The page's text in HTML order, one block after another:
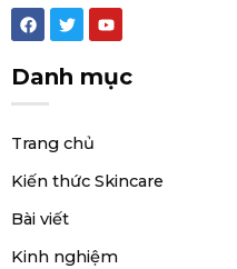
F
a
c
e
b
o
T
w
i
t
Y
o
u
u
Danh mục
Trang chủ
Kiến thức Skincare
Bài viết
Kinh nghiệm